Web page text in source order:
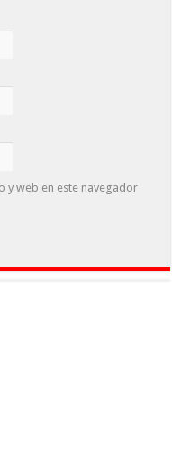
y web en este navegador